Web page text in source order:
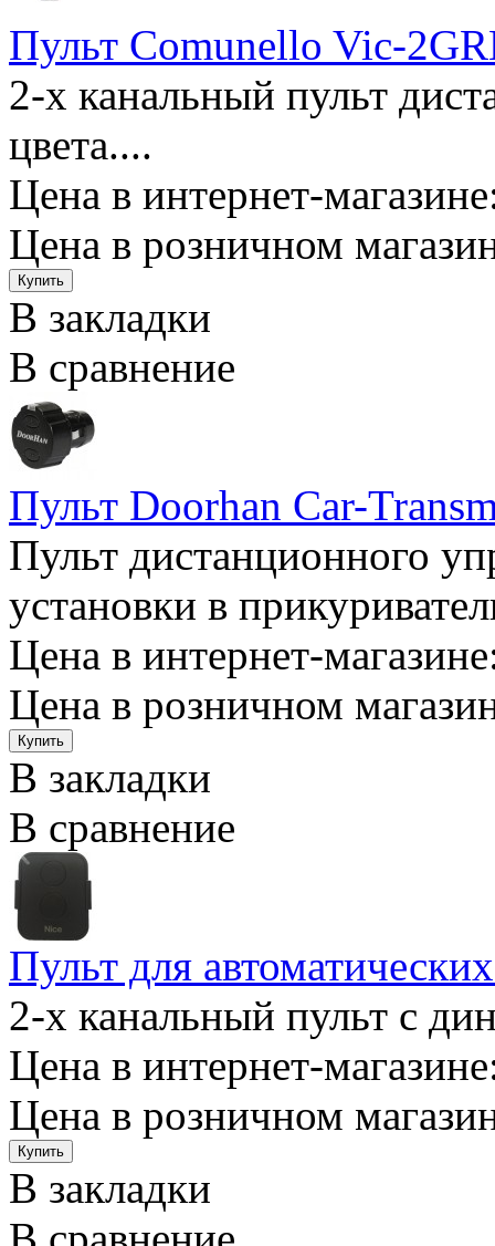
Пульт Comunello Vic-
2-х канальный пульт
цвета....
Цена в интернет-
Цена в розничном
В закладки
В сравнение
Пульт Doorhan Car-
Пульт дистанционного
установки в
Цена в интернет-
Цена в розничном
В закладки
В сравнение
Пульт для
2-х канальный пульт с
Цена в интернет-
Цена в розничном
В закладки